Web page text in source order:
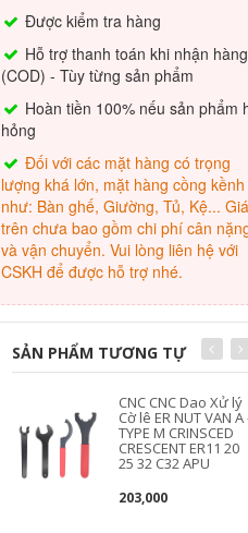
Được kiểm tra hàng
Hỗ trợ thanh toán khi nhận hàng
(COD) - Tùy từng sản phẩm
Hoàn tiền 100% nếu sản phẩm
hỏng
Đối với các mặt hàng có trọng
lượng khá lớn, mặt hàng cồng kềnh
như: Bàn ghế, Giường, Tủ, Kệ... Giá
trên chưa bao gồm chi phí cân
và vận chuyển. Vui lòng liên hệ với
CSKH để được hỗ trợ nhé.
SẢN PHẨM TƯƠNG TỰ
CNC CNC Dao Xử lý
Cờ lê ER NUT VAN A
TYPE M CRINSCED
CRESCENT ER11 20
25 32 C32 APU
203,000